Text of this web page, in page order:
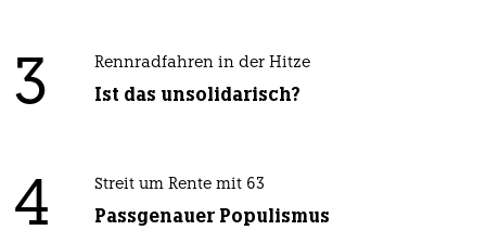
3 Rennradfahren in der Hitze
Ist das unsolidarisch?
4 Streit um Rente mit 63
Passgenauer Populismus